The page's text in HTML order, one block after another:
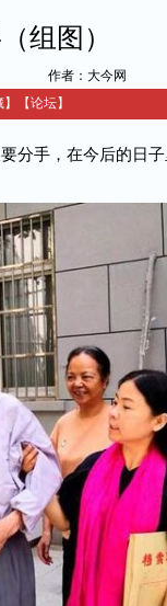
组图）
作者：大今网
【论坛】
分手，在今后的日